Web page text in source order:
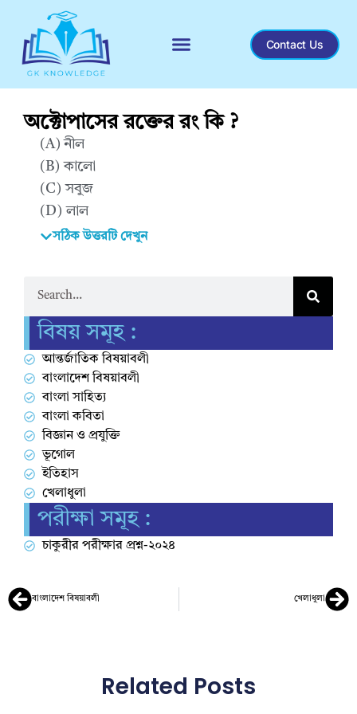
Contact Us
অক্টোপাসের রক্তের রং কি ?
(A) নীল
(B) কালো
(C) সবুজ
(D) লাল
Correct Answer : A
সঠিক উত্তরটি দেখুন
বিষয় সমূহ :
আন্তর্জাতিক বিষয়াবলী
বাংলাদেশ বিষয়াবলী
বাংলা সাহিত্য
বাংলা কবিতা
বিজ্ঞান ও প্রযুক্তি
ভূগোল
ইতিহাস
খেলাধুলা
পরীক্ষা সমূহ :
চাকুরীর পরীক্ষার প্রশ্ন-২০২৪
বাংলাদেশ বিষয়াবলী খেলাধুলা
Related Posts